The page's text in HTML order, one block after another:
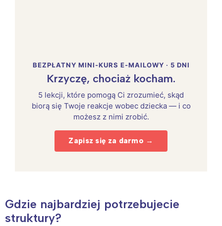
BEZPŁATNY MINI-KURS E-MAILOWY · 5 DNI
Krzyczę, chociaż kocham.
5 lekcji, które pomogą Ci zrozumieć, skąd
biorą się Twoje reakcje wobec dziecka — i co
możesz z nimi zrobić.
Zapisz się za darmo →
Gdzie najbardziej potrzebujecie
struktury?